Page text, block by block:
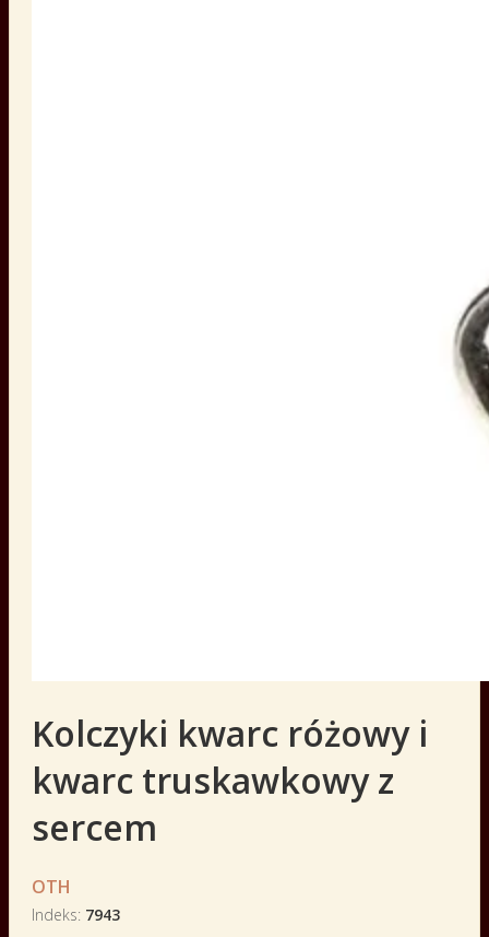
Kolczyki kwarc różowy i
kwarc truskawkowy z
sercem
OTH
Indeks 7943